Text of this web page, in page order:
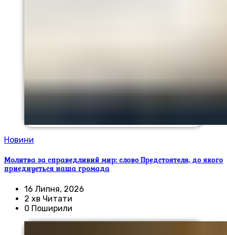
Новини
Молитва за справедливий мир: слово Предстоятеля, до якого
приєднується наша громада
16 Липня, 2026
2 хв Читати
0 Поширили